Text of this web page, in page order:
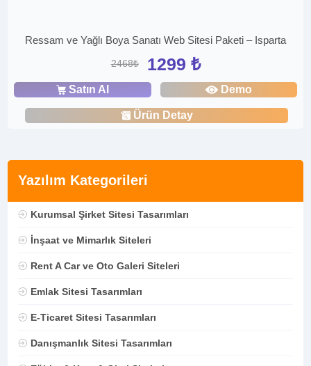
Yazılım Kategorileri
Kurumsal Şirket Sitesi Tasarımları
İnşaat ve Mimarlık Siteleri
Rent A Car ve Oto Galeri Siteleri
Emlak Sitesi Tasarımları
E-Ticaret Sitesi Tasarımları
Danışmanlık Sitesi Tasarımları
Ressam ve Yağlı Boya Sanatı Web Sitesi Paketi – Isparta
2468₺ 1299 ₺
Satın Al Demo
Ürün Detay